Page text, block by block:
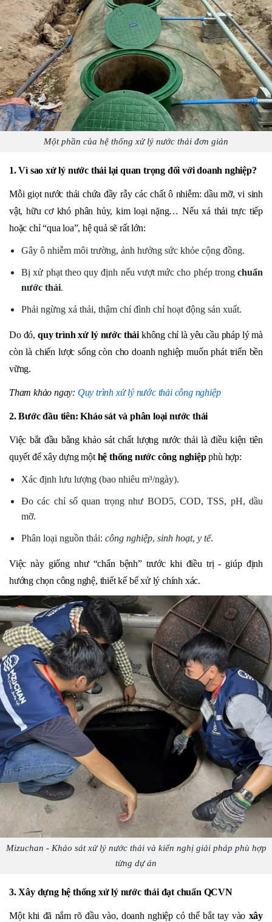
Một phần của hệ thống xử lý nước thải đơn giản
1. Vì sao xử lý nước thải lại quan trọng đối với doanh nghiệp?
Mỗi giọt nước thải chứa đầy rẫy các chất ô nhiễm: dầu mỡ, vi sinh
vật, hữu cơ khó phân hủy, kim loại nặng… Nếu xả thải trực tiếp
hoặc chỉ “qua loa”, hệ quả sẽ rất lớn:
Gây ô nhiễm môi trường, ảnh hưởng sức khỏe cộng đồng.
Bị xử phạt theo quy định nếu vượt mức cho phép trong chuẩn
nước thải.
Phải ngừng xả thải, thậm chí đình chỉ hoạt động sản xuất.
Do đó, quy trình xử lý nước thảikhông chỉ là yêu cầu pháp lý mà
còn là chiến lược sống còn cho doanh nghiệp muốn phát triển bền
vững.
Tham khảo ngay: Quy trình xử lý nước thải công nghiệp
2. Bước đầu tiên: Khảo sát và phân loại nước thải
Việc bắt đầu bằng khảo sát chất lượng nước thải là điều kiện tiên
quyết để xây dựng một hệ thống nước công nghiệpphù hợp:
Xác định lưu lượng (bao nhiêu m³/ngày).
Đo các chỉ số quan trọng như BOD5, COD, TSS, pH, dầu
mỡ.
Phân loại nguồn thải: công nghiệp, sinh hoạt, y tế.
Việc này giống như “chẩn bệnh” trước khi điều trị - giúp định
hướng chọn công nghệ, thiết kế bể xử lý chính xác.
Mizuchan - Khảo sát xử lý nước thải và kiến nghị giải pháp phù hợp
từng dự án
3. Xây dựng hệ thống xử lý nước thải đạt chuẩn QCVN
Một khi đã nắm rõ đầu vào, doanh nghiệp có thể bắt tay vào xây